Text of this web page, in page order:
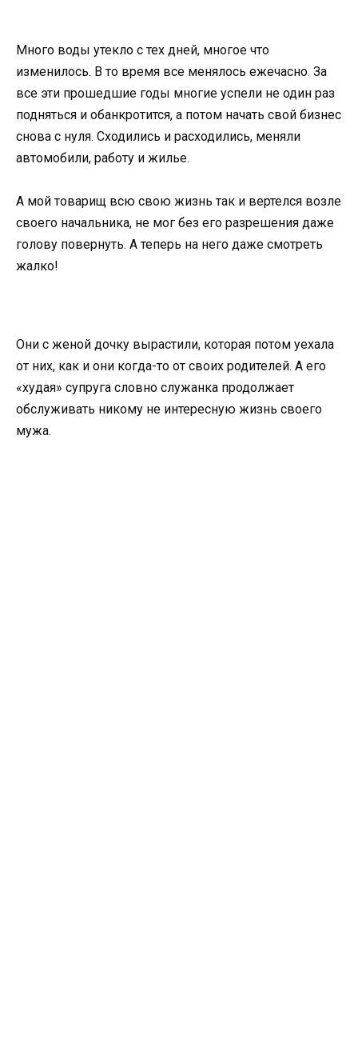
Много воды утекло с тех дней, многое что
изменилось. В то время все менялось ежечасно. За
все эти прошедшие годы многие успели не один раз
подняться и обанкротится, а потом начать свой бизнес
снова с нуля. Сходились и расходились, меняли
автомобили, работу и жилье.
А мой товарищ всю свою жизнь так и вертелся возле
своего начальника, не мог без его разрешения даже
голову повернуть. А теперь на него даже смотреть
жалко!
Они с женой дочку вырастили, которая потом уехала
от них, как и они когда-то от своих родителей. А его
«худая» супруга словно служанка продолжает
обслуживать никому не интересную жизнь своего
мужа.